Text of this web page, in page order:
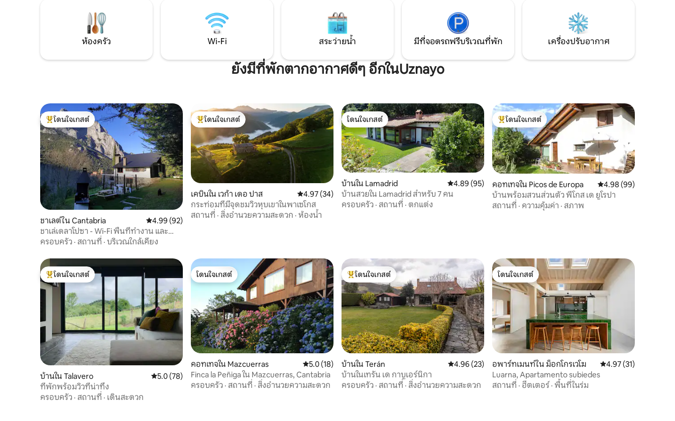
ท์: วันเสาร์ ไม่มีแม่บ้านทำความสะอาดราย
เวลากับทะเล ภูเขา และอาหารอร่อย
ห้องครัว Wi-Fi สระว่ายน้ำ มีที่จอดรถฟรีบริเวณที่พัก เครื่องปรับอากาศ
ยังมีที่พักตากอากาศดีๆ อีกในUznayo
โดนใจเกสต์ที่สุด
โดนใจเกสต์
ชาเลต์ใน Cantabria คะแนนเฉลี่ย 4.99 จาก 5, 92 รีวิว
4.99 (92)
ชาเล่เดลาโปซา - Wi-Fi พื้นที่ทำงาน และ
บาร์บีคิว
ครอบครัว · สถานที่ · บริเวณใกล้เคียง
โดนใจเกสต์ที่สุด
โดนใจเกสต์
เคบินใน เวก้า เดอ ปาส คะแนนเฉลี่ย 4.97 จาก 5, 34 รีวิว
4.97 (34)
กระท่อมที่มีจุดชมวิวหุบเขาในพาเซโกส
สถานที่ · สิ่งอำนวยความสะดวก · ห้องน้ำ
โดนใจเกสต์
โดนใจเกสต์
บ้านใน Lamadrid คะแนนเฉลี่ย 4.89 จาก 5, 95 รีวิว
4.89 (95)
บ้านสวยใน Lamadrid สำหรับ 7 คน
ครอบครัว · สถานที่ · ตกแต่ง
โดนใจเกสต์ที่สุด
โดนใจเกสต์
คอทเทจใน Picos de Europa คะแนนเฉลี่ย 4.98 จาก
4.98 (99)
บ้านพร้อมสวนส่วนตัว พีโกส เด ยูโรปา
สถานที่ · ความคุ้มค่า · สภาพ
โดนใจเกสต์ที่สุด
โดนใจเกสต์
บ้านใน Talavero คะแนนเฉลี่ย 5.0 จาก 5, 78 รีวิว
5.0 (78)
ที่พักพร้อมวิวที่น่าทึ่ง
ครอบครัว · สถานที่ · เดินสะดวก
โดนใจเกสต์
โดนใจเกสต์
คอทเทจใน Mazcuerras คะแนนเฉลี่ย 5.0 จาก 5, 18 รีวิว
5.0 (18)
Finca la Peñiga ใน Mazcuerras, Cantabria
ครอบครัว · สถานที่ · สิ่งอำนวยความสะดวก
โดนใจเกสต์ที่สุด
โดนใจเกสต์
บ้านใน Terán คะแนนเฉลี่ย 4.96 จาก 5, 23 รีวิว
4.96 (23)
บ้านในเทรัน เด กาบูเอร์นิกา
ครอบครัว · สถานที่ · สิ่งอำนวยความสะดวก
โดนใจเกสต์
โดนใจเกสต์
อพาร์ทเมนท์ใน ม็อกโกรเวโฆ คะแนนเฉลี่ย 4.97 จาก
4.97 (31)
Luarna, Apartamento subiedes
สถานที่ · ฮีตเตอร์ · พื้นที่ในร่ม